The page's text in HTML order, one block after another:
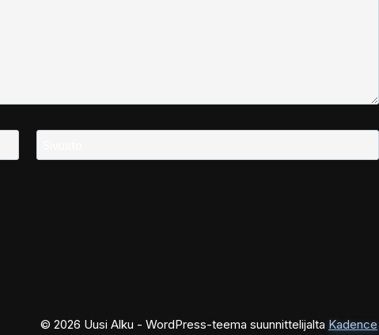
© 2026 Uusi Alku - WordPress-teema suunnittelijalta Kadence